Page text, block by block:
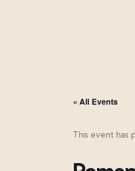
« All Events
This event has